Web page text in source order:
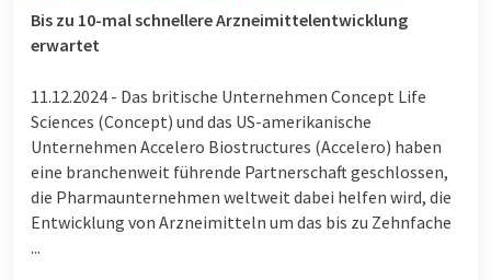
Bis zu 10-mal schnellere Arzneimittelentwicklung
erwartet
11.12.2024 - Das britische Unternehmen Concept Life
Sciences (Concept) und das US-amerikanische
Unternehmen Accelero Biostructures (Accelero) haben
eine branchenweit führende Partnerschaft geschlossen,
die Pharmaunternehmen weltweit dabei helfen wird, die
Entwicklung von Arzneimitteln um das bis zu Zehnfache
...